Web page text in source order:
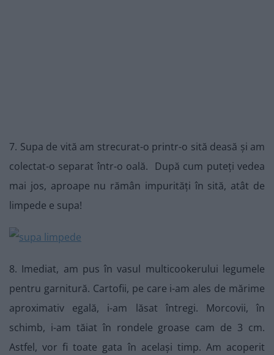
7. Supa de vită am strecurat-o printr-o sită deasă și am
colectat-o separat într-o oală. După cum puteți vedea
mai jos, aproape nu rămân impurități în sită, atât de
limpede e supa!
8. Imediat, am pus în vasul multicookerului legumele
pentru garnitură. Cartofii, pe care i-am ales de mărime
aproximativ egală, i-am lăsat întregi. Morcovii, în
schimb, i-am tăiat în rondele groase cam de 3 cm.
Astfel, vor fi toate gata în același timp. Am acoperit